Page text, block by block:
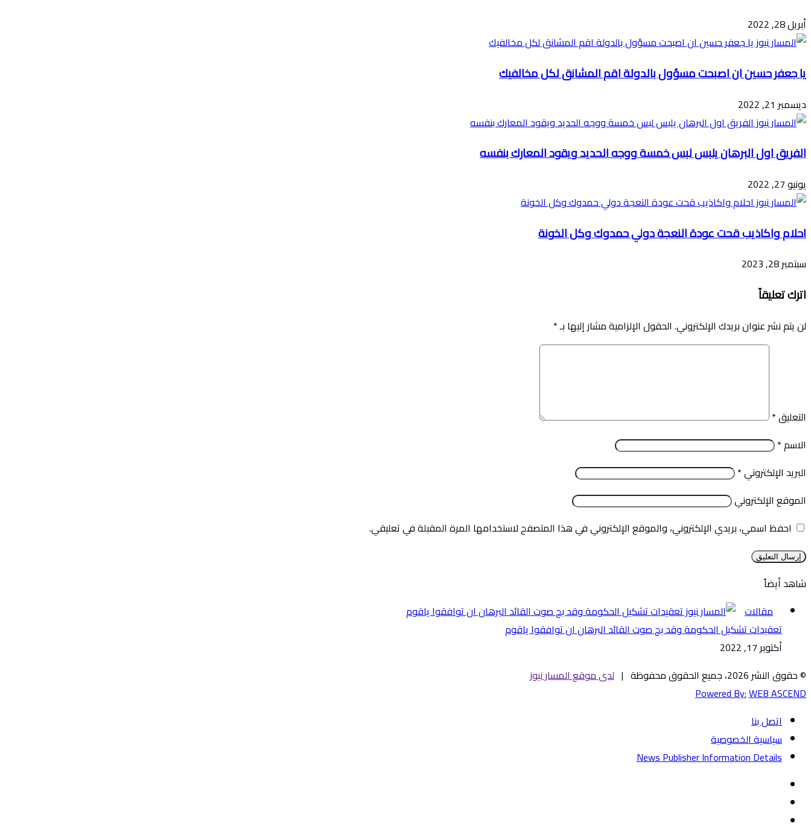
أبريل 28, 2022
يا جعفر حسين ان اصبحت مسؤول بالدولة اقم المشانق لكل مخالفيك
ديسمبر 21, 2022
الفريق اول البرهان يلبس لبس خمسة ووجه الحديد ويقود المعارك بنفسه
يونيو 27, 2022
احلام واكاذيب قحت عودة النعجة دولي حمدوك وكل الخونة
سبتمبر 28, 2023
اترك تعليقاً
لن يتم نشر عنوان بريدك الإلكتروني. الحقول الإلزامية مشار إليها بـ*
التعليق*
الاسم*
البريد الإلكتروني*
الموقع الإلكتروني
احفظ اسمي، بريدي الإلكتروني، والموقع الإلكتروني في هذا المتصفح لاستخدامها المرة المقبلة في تعليقي.
شاهد أيضاً
مقالات
تعقيدات تشكيل الحكومة وقد بح صوت القائد البرهان ان توافقوا ياقوم
أكتوبر 17, 2022
© حقوق النشر 2026، جميع الحقوق محفوظة |
لدى موقع المسار نيوز
Powered By:WEB ASCEND
اتصل بنا
سياسية الخصوصية
News Publisher Information Details